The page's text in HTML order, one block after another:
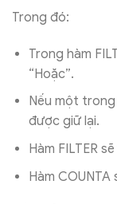
Trong đó:
Trong hàm
“Hoặc”.
Nếu một trong
được giữ lại.
Hàm FILTER
Hàm